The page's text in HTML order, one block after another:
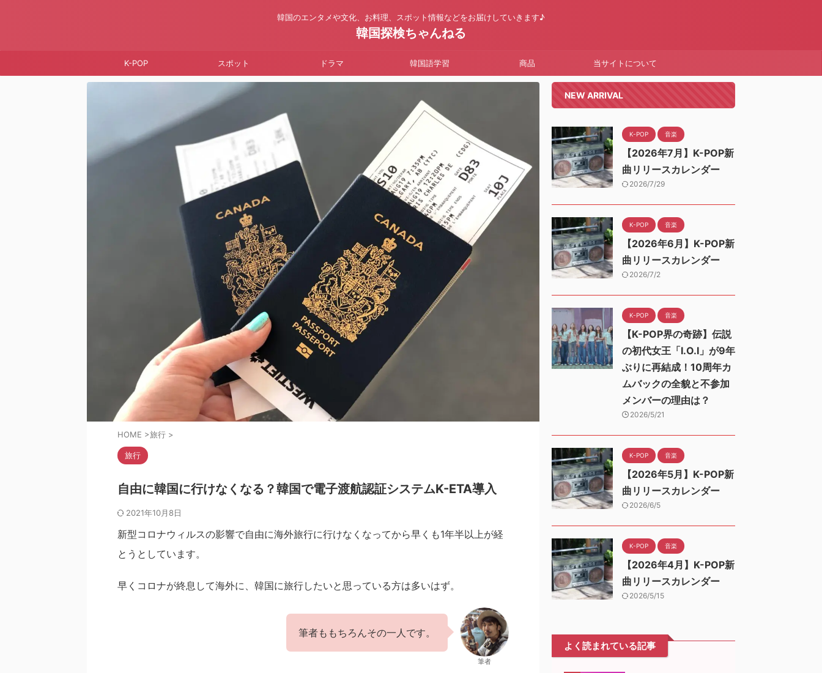
韓国のエンタメや文化、お料理、スポット情報などをお届けしていきます♪
韓国探検ちゃんねる
K-POP スポット ドラマ 韓国語学習 商品 当サイトについて
HOME >旅行 >
旅行
自由に韓国に行けなくなる？韓国で電子渡航認証システムK-ETA導入
2021年10月8日
新型コロナウィルスの影響で自由に海外旅行に行けなくなってから早くも1年半以上が経
とうとしています。
早くコロナが終息して海外に、韓国に旅行したいと思っている方は多いはず。
筆者ももちろんその一人です。
筆者
NEW ARRIVAL
K-POP 音楽
【2026年7月】K-POP新
曲リリースカレンダー
2026/7/29
K-POP 音楽
【2026年6月】K-POP新
曲リリースカレンダー
2026/7/2
K-POP 音楽
【K-POP界の奇跡】伝説
の初代女王「I.O.I」が9年
ぶりに再結成！10周年カ
ムバックの全貌と不参加
メンバーの理由は？
2026/5/21
K-POP 音楽
【2026年5月】K-POP新
曲リリースカレンダー
2026/6/5
K-POP 音楽
【2026年4月】K-POP新
曲リリースカレンダー
2026/5/15
よく読まれている記事